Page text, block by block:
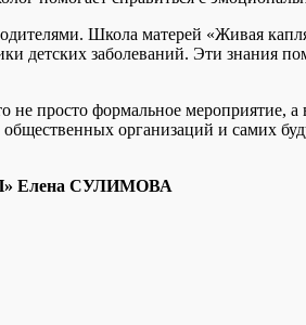
Школа матерей «Живая
детских заболеваний. Эти знания
не просто формальное мероприятие,
организаций и самих
Елена СУЛИМОВА